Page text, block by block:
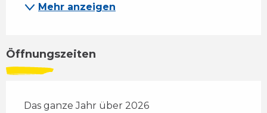
Mehr anzeigen
Öffnungszeiten
Das ganze Jahr über 2026